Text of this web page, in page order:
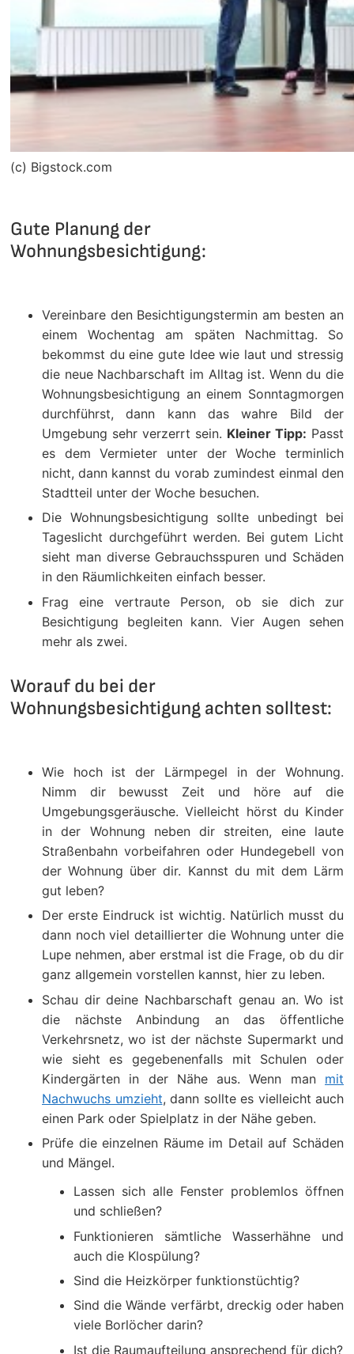
(c) Bigstock.com
Gute Planung der
Wohnungsbesichtigung:
Vereinbare den Besichtigungstermin am besten an
einem Wochentag am späten Nachmittag. So
bekommst du eine gute Idee wie laut und stressig
die neue Nachbarschaft im Alltag ist. Wenn du die
Wohnungsbesichtigung an einem Sonntagmorgen
durchführst, dann kann das wahre Bild der
Umgebung sehr verzerrt sein. Kleiner Tipp: Passt
es dem Vermieter unter der Woche terminlich
nicht, dann kannst du vorab zumindest einmal den
Stadtteil unter der Woche besuchen.
Die Wohnungsbesichtigung sollte unbedingt bei
Tageslicht durchgeführt werden. Bei gutem Licht
sieht man diverse Gebrauchsspuren und Schäden
in den Räumlichkeiten einfach besser.
Frag eine vertraute Person, ob sie dich zur
Besichtigung begleiten kann. Vier Augen sehen
mehr als zwei.
Worauf du bei der
Wohnungsbesichtigung achten solltest:
Wie hoch ist der Lärmpegel in der Wohnung.
Nimm dir bewusst Zeit und höre auf die
Umgebungsgeräusche. Vielleicht hörst du Kinder
in der Wohnung neben dir streiten, eine laute
Straßenbahn vorbeifahren oder Hundegebell von
der Wohnung über dir. Kannst du mit dem Lärm
gut leben?
Der erste Eindruck ist wichtig. Natürlich musst du
dann noch viel detaillierter die Wohnung unter die
Lupe nehmen, aber erstmal ist die Frage, ob du dir
ganz allgemein vorstellen kannst, hier zu leben.
Schau dir deine Nachbarschaft genau an. Wo ist
die nächste Anbindung an das öffentliche
Verkehrsnetz, wo ist der nächste Supermarkt und
wie sieht es gegebenenfalls mit Schulen oder
Kindergärten in der Nähe aus. Wenn man mit
Nachwuchs umzieht, dann sollte es vielleicht auch
einen Park oder Spielplatz in der Nähe geben.
Prüfe die einzelnen Räume im Detail auf Schäden
und Mängel.
Lassen sich alle Fenster problemlos öffnen
und schließen?
Funktionieren sämtliche Wasserhähne und
auch die Klospülung?
Sind die Heizkörper funktionstüchtig?
Sind die Wände verfärbt, dreckig oder haben
viele Borlöcher darin?
Ist die Raumaufteilung ansprechend für dich?